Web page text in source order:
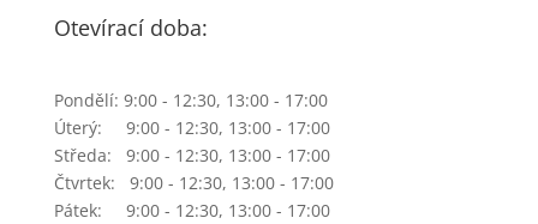
Otevírací doba:
Pondělí: 9:00 - 12:30, 13:00 - 17:00
Úterý: 9:00 - 12:30, 13:00 - 17:00
Středa: 9:00 - 12:30, 13:00 - 17:00
Čtvrtek: 9:00 - 12:30, 13:00 - 17:00
Pátek: 9:00 - 12:30, 13:00 - 17:00